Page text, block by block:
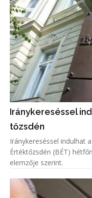
Iránykereséssel
tőzsdén
Iránykereséssel indulhat
Értéktőzsdén (BÉT)
elemzője szerint.